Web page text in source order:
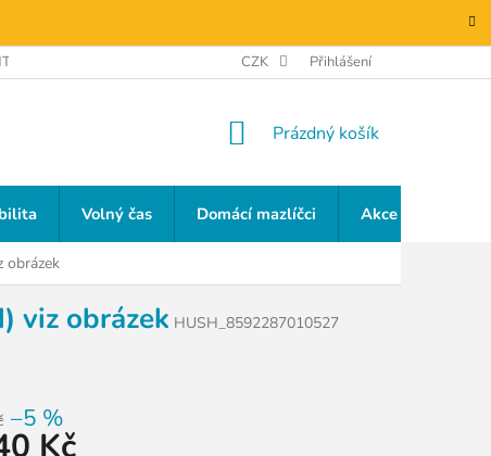
CZK Přihlášení
NÁKUPNÍ
Prázdný košík
Volný čas Domácí mazlíčci Akce a slevy
obrázek
viz obrázek HUSH_8592287010527
–5 %
Kč